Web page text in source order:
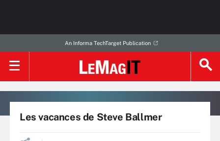
An Informa TechTarget Publication
Les vacances de Steve Ballmer